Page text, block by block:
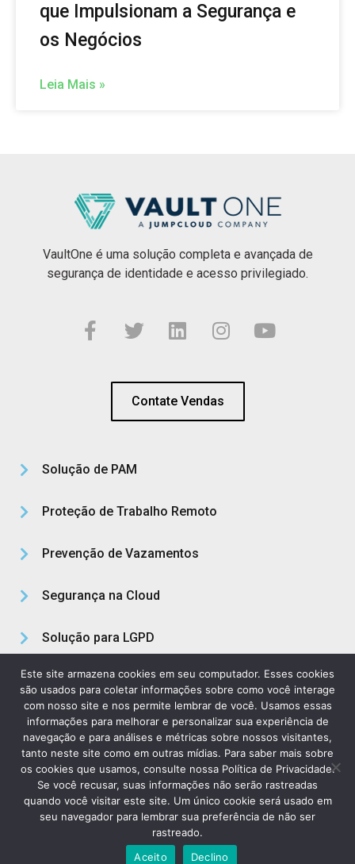
que Impulsionam a Segurança e
os Negócios
Leia Mais »
VaultOne é uma solução completa e avançada de
segurança de identidade e acesso privilegiado.
Contate Vendas
Solução de PAM
Proteção de Trabalho Remoto
Prevenção de Vazamentos
Segurança na Cloud
Solução para LGPD
Sobre Nós
Copyright © 2023 VaultOne. Direitos Reservados
Política de Privacidade Termos Legais
Este site armazena cookies em seu computador. Esses cookies
são usados para coletar informações sobre como você interage
com nosso site e nos permite lembrar de você. Usamos essas
informações para melhorar e personalizar sua experiência de
navegação e para análises e métricas sobre nossos visitantes,
tanto neste site como em outras mídias. Para saber mais sobre
os cookies que usamos, consulte nossa Política de Privacidade.
Se você recusar, suas informações não serão rastreadas
quando você visitar este site. Um único cookie será usado em
seu navegador para lembrar sua preferência de não ser
rastreado.
Aceito
Declino